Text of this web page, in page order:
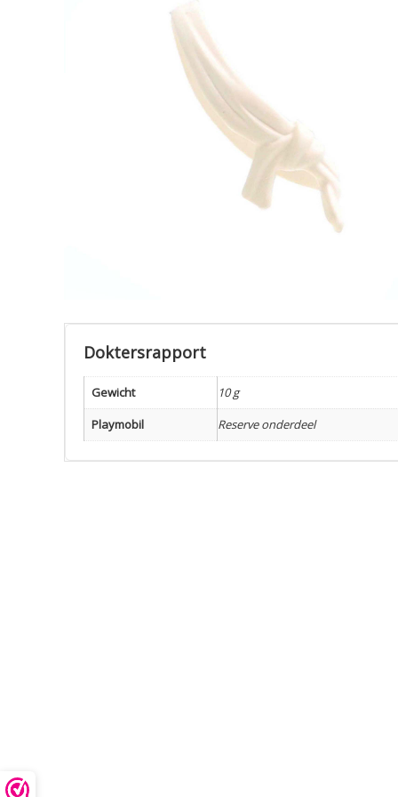
Doktersrapport
Gewicht
10 g
Playmobil
Reserve onderdeel